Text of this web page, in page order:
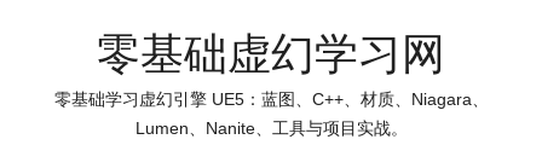
零基础虚幻学习网
零基础学习虚幻引擎 UE5：蓝图、C++、材质、Niagara、
Lumen、Nanite、工具与项目实战。